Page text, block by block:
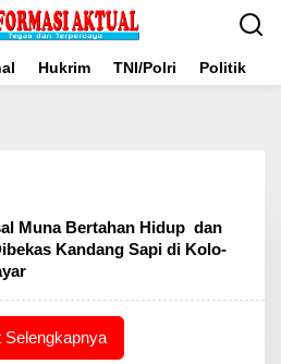
Hukrim TNI/Polri Politik
Muna Bertahan Hidup dan
Kandang Sapi di Kolo-
Selengkapnya